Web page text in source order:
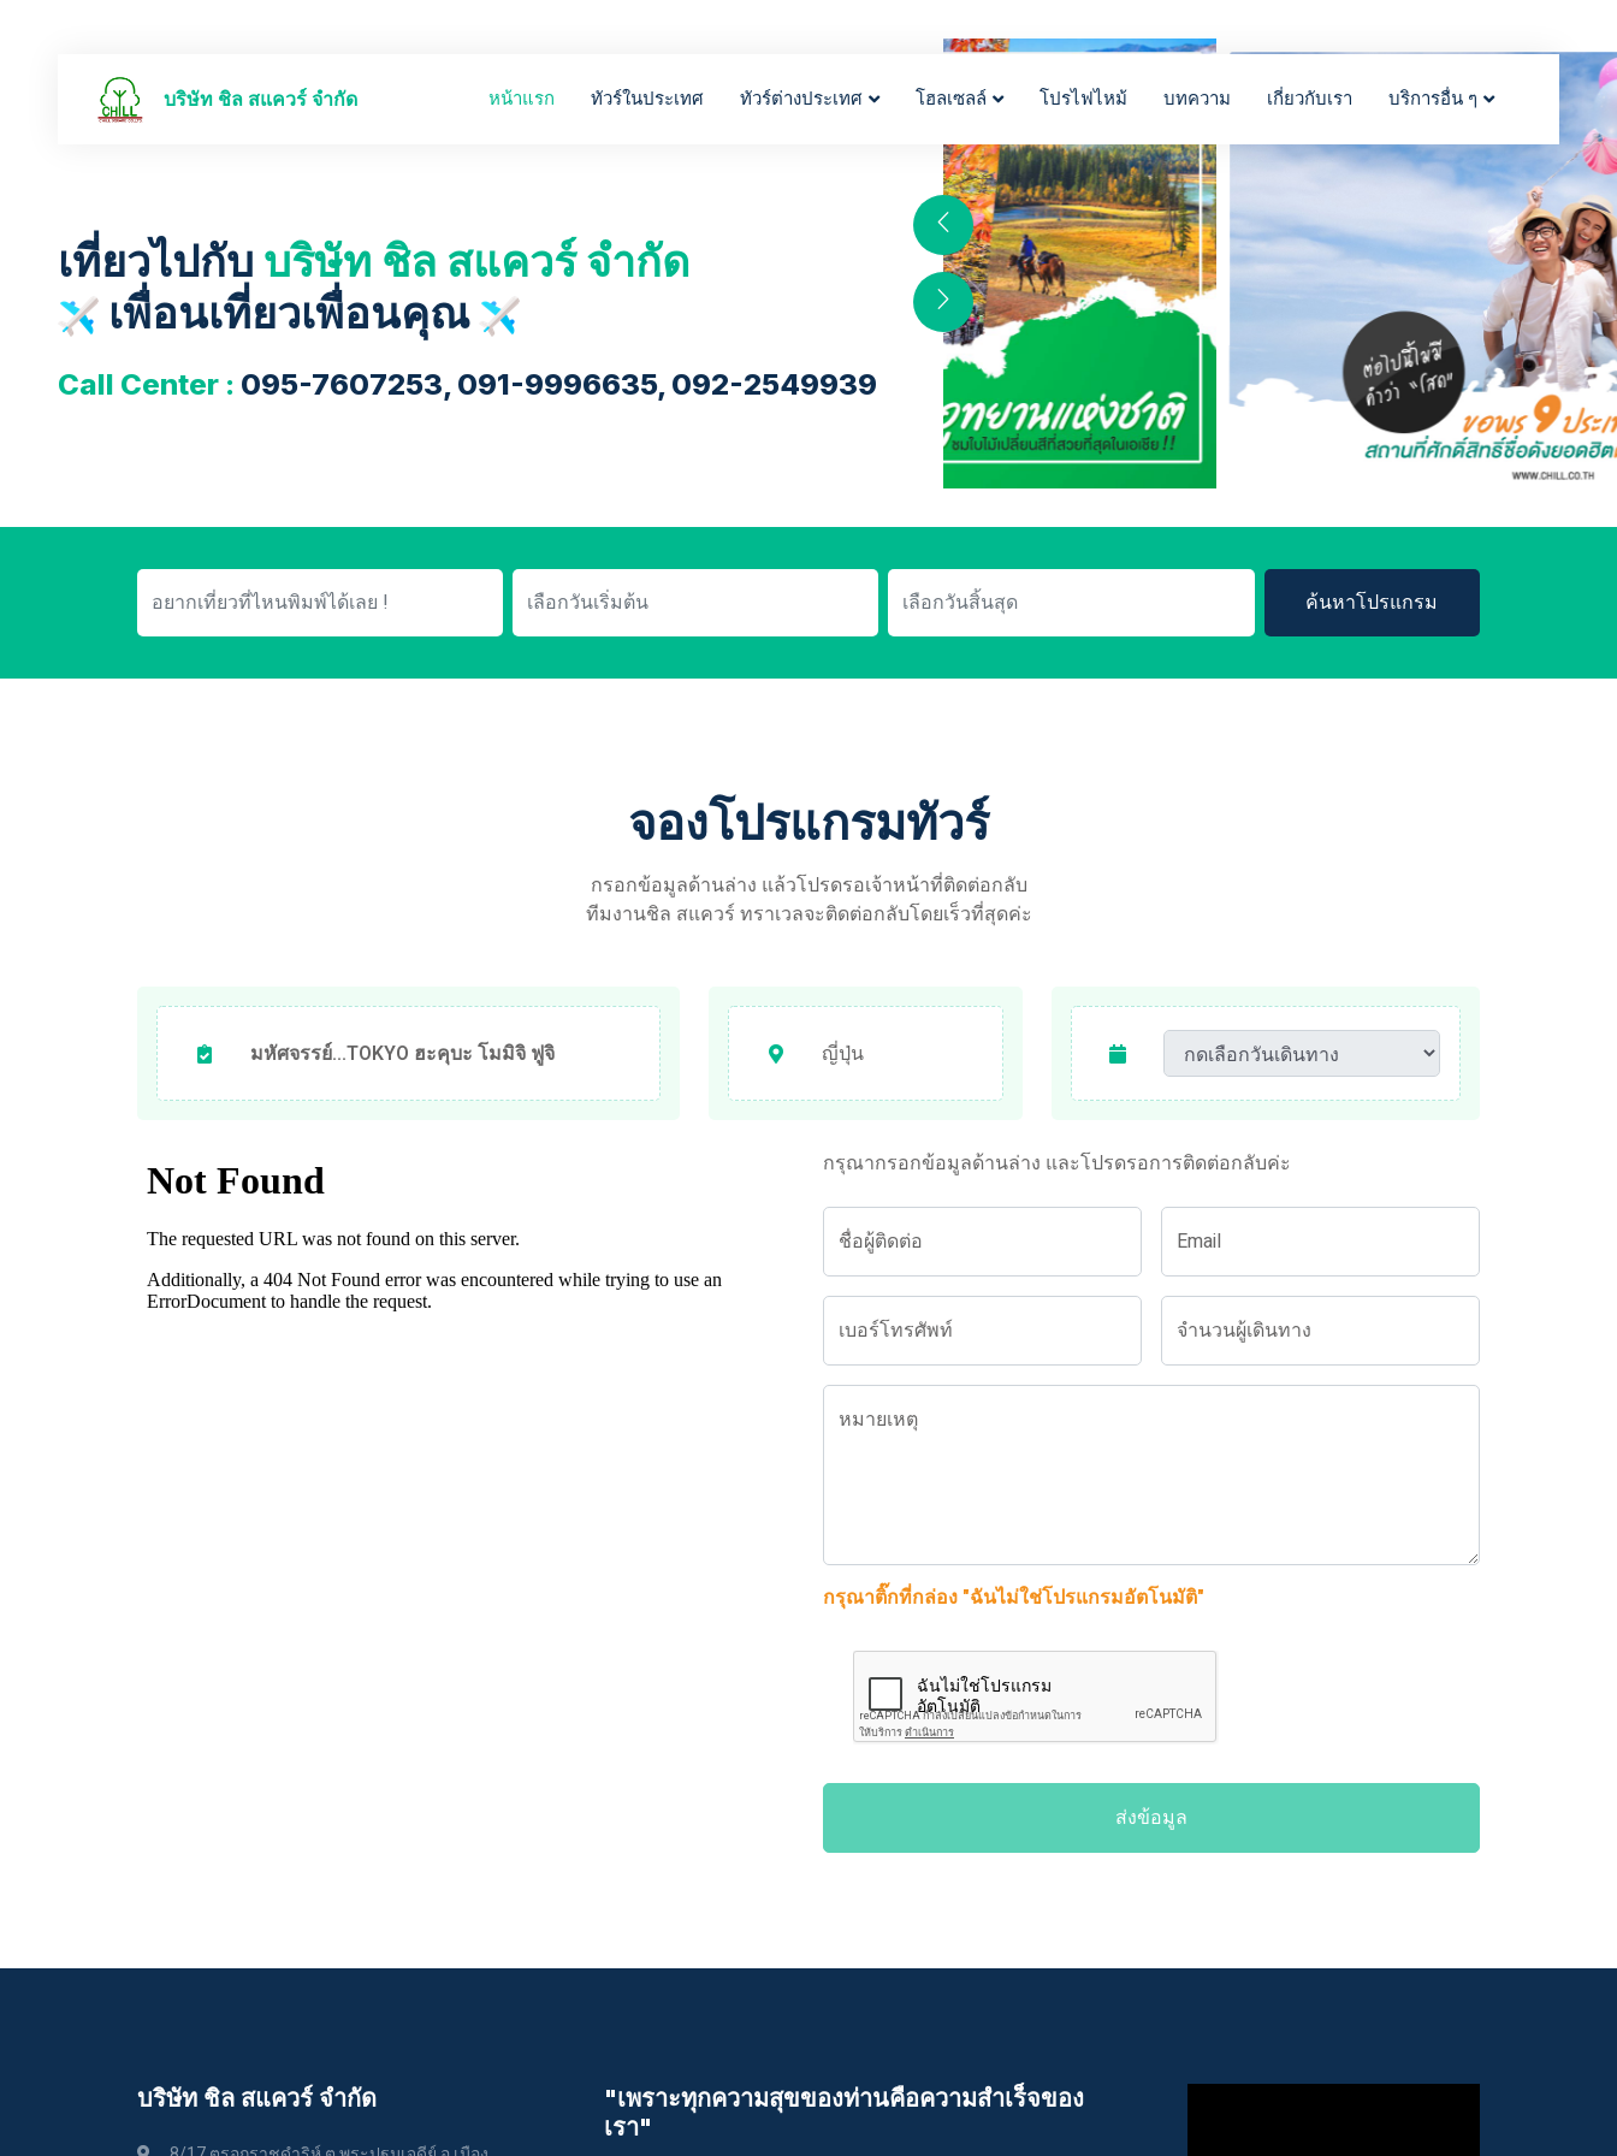
บริษัท ชิล สแควร์ จำกัด หน้าแรก ทัวร์ในประเทศ ทัวร์ต่างประเทศ โฮลเซลล์ โปรไฟไหม้ บทความ เกี่ยวกับเรา บริการอื่น ๆ
เที่ยวไปกับ บริษัท ชิล สแควร์ จำกัด
เพื่อนเที่ยวเพื่อนคุณ
Call Center : 095-7607253, 091-9996635, 092-2549939
ค้นหาโปรแกรม
จองโปรแกรมทัวร์
กรอกข้อมูลด้านล่าง แล้วโปรดรอเจ้าหน้าที่ติดต่อกลับ
ทีมงานชิล สแควร์ ทราเวลจะติดต่อกลับโดยเร็วที่สุดค่ะ
มหัศจรรย์...TOKYO ฮะคุบะ โมมิจิ ฟูจิ ญี่ปุ่น
กรุณากรอกข้อมูลด้านล่าง และโปรดรอการติดต่อกลับค่ะ
ชื่อผู้ติดต่อ Email
เบอร์โทรศัพท์ จำนวนผู้เดินทาง
หมายเหตุ
กรุณาติ๊กที่กล่อง "ฉันไม่ใช่โปรแกรมอัตโนมัติ"
ส่งข้อมูล
บริษัท ชิล สแควร์ จำกัด
"เพราะทุกความสุขของท่านคือความสําเร็จของ
เรา"